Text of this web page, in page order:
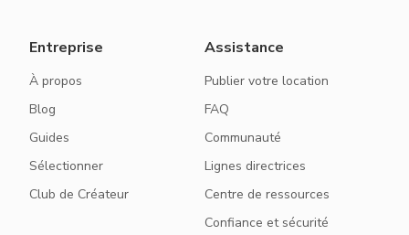
Entreprise
À propos
Blog
Guides
Sélectionner
Club de Créateur
Assistance
Publier votre location
FAQ
Communauté
Lignes directrices
Centre de ressources
Confiance et sécurité